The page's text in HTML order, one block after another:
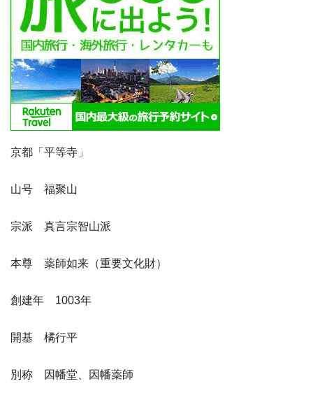
京都「平等寺」
山号 福聚山
宗派 真言宗智山派
本尊 薬師如来（重要文化財）
創建年 1003年
開基 橘行平
別称 因幡堂、因幡薬師